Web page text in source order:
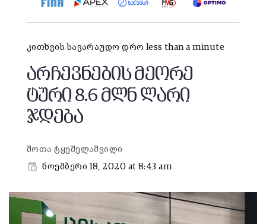
კითხვის სავარაუდო დრო less than a minute
არჩევნების მეორე
ტური 8.6 მლნ ლარი
ჯდება
შოთა ტყეშელაშვილი
ნოემბერი 18, 2020 at 8:43 am